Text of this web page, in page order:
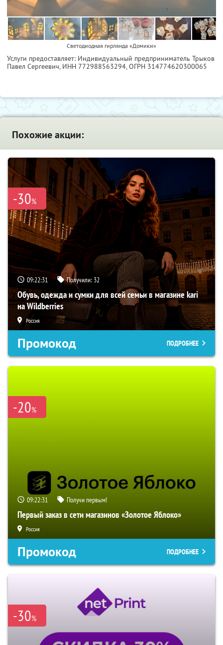
Светодиодная гирлянда «Домики»
Услуги предоставляет: Индивидуальный предприниматель Трыков
Павел Сергеевич, ИНН 772988563294, ОГРН 314774620300065
Похожие акции:
-30%
09:22:30 Получили: 32
Обувь, одежда и сумки для всей семьи в магазине kari
на Wildberries
Россия
Промокод ПОДРОБНЕЕ
-20%
09:22:30 Получи первым!
Первый заказ в сети магазинов «Золотое Яблоко»
Россия
Промокод ПОДРОБНЕЕ
-30%